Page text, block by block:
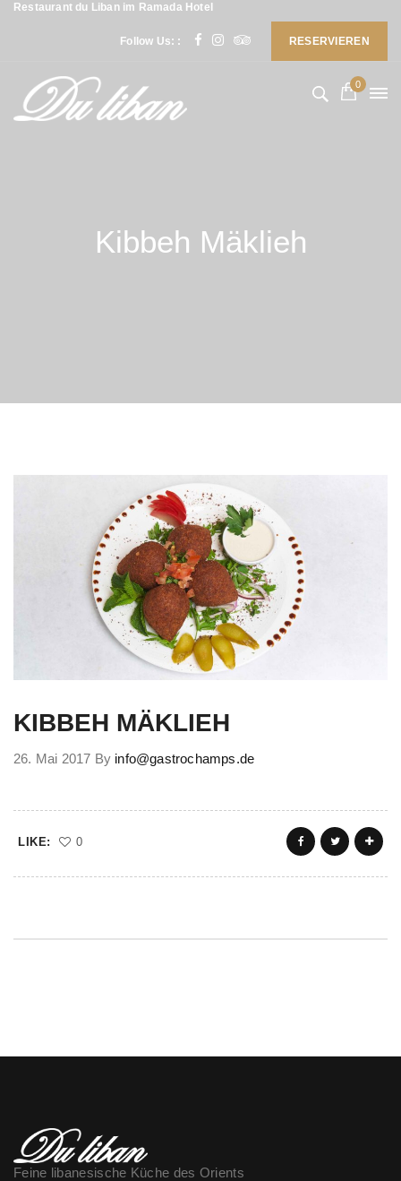
Restaurant du Liban im Ramada Hotel
Follow Us: : RESERVIEREN
0
Kibbeh Mäklieh
KIBBEH MÄKLIEH
26. Mai 2017 By info@gastrochamps.de
LIKE: 0
Feine libanesische Küche des Orients